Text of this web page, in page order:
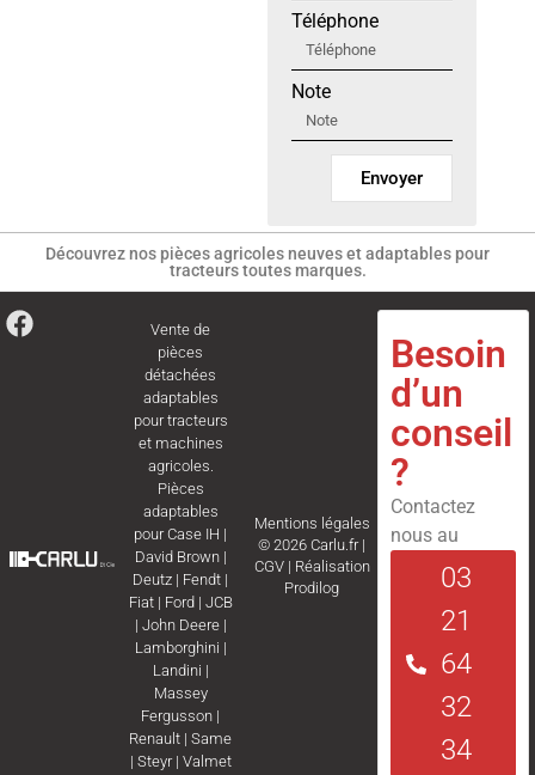
Téléphone
Note
Envoyer
Découvrez nos pièces agricoles neuves et adaptables pour
tracteurs toutes marques.
Vente de
pièces
détachées
adaptables
pour tracteurs
et machines
agricoles.
Pièces
adaptables
pourCase IH |
David Brown|
Deutz | Fendt |
Fiat| Ford | JCB
| John Deere|
Lamborghini |
Landini |
Massey
Fergusson |
Renault |Same
| Steyr| Valmet
Mentions légales
© 2026 Carlu.fr |
CGV| Réalisation
Prodilog
Besoin
d’un
conseil
?
Contactez
nous au
03
21
64
32
34